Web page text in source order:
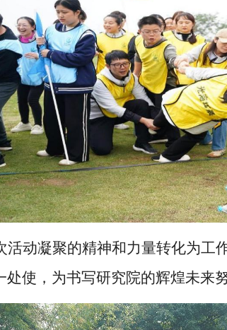
活动凝聚的精神和力量转化为
使，为书写研究院的辉煌未来